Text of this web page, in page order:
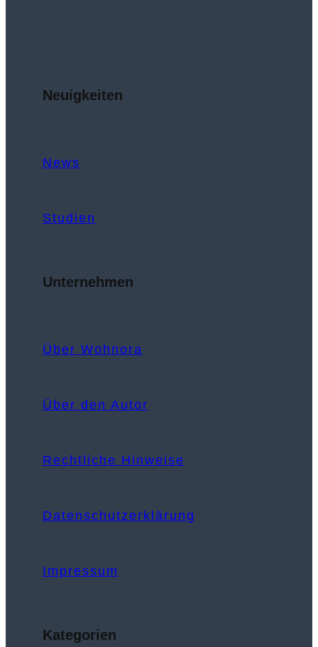
Neuigkeiten
News
Studien
Unternehmen
Über Wohnora
Über den Autor
Rechtliche Hinweise
Datenschutzerklärung
Impressum
Kategorien